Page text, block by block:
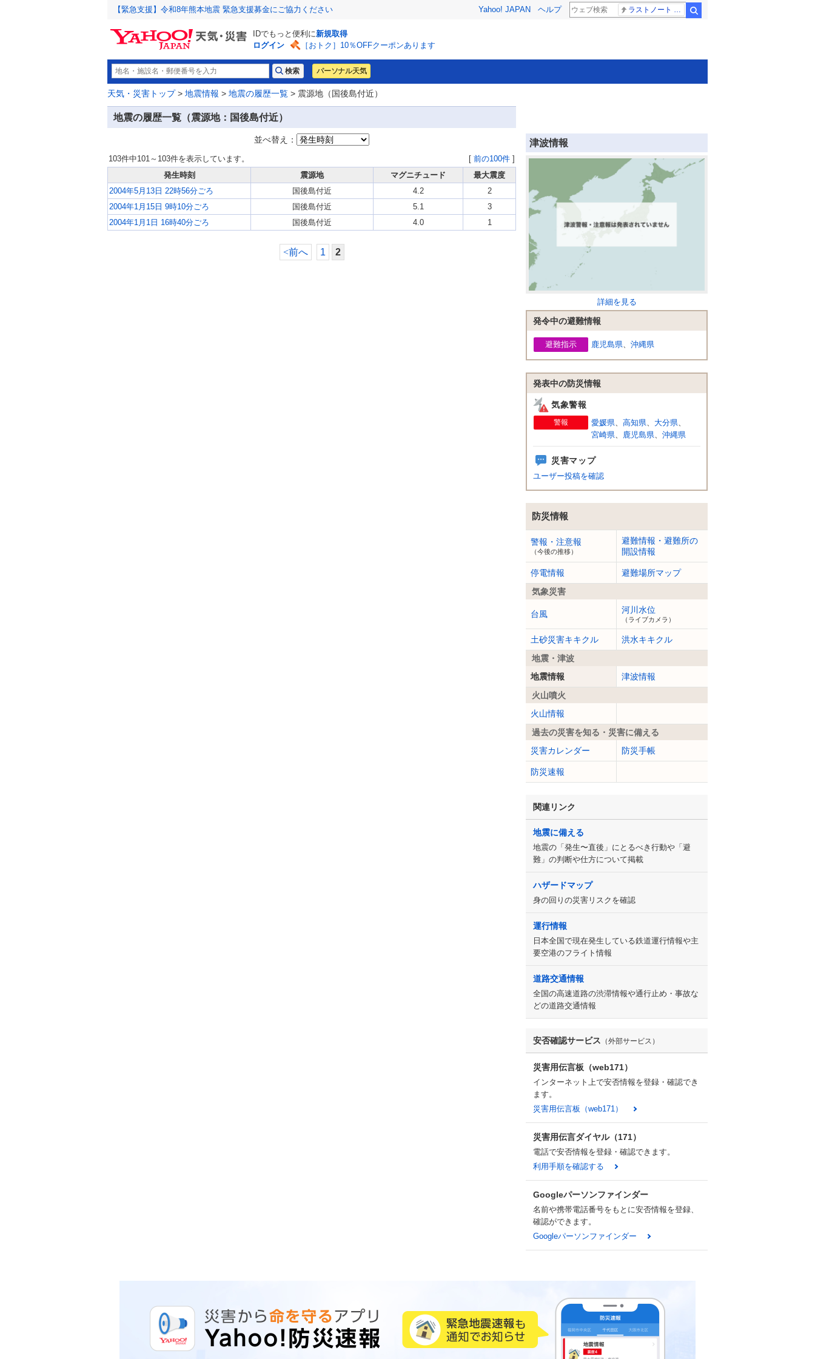
【緊急支援】令和8年熊本地震 緊急支援募金にご協力ください Yahoo! JAPAN ヘルプ
IDでもっと便利に新規取得
ログイン
［おトク］10％OFFクーポンあります
パーソナル天気
天気・災害トップ> 地震情報 > 地震の履歴一覧 > 震源地（国後島付近）
地震の履歴一覧（震源地：国後島付近）
並べ替え：
103件中101～103件を表示しています。 [ 前の100件 ]
発生時刻
震源地 マグニチュード
最大震度
2004年5月13日 22時56分ごろ
国後島付近 4.2
2
2004年1月15日 9時10分ごろ
国後島付近 5.1
3
2004年1月1日 16時40分ごろ
国後島付近 4.0 1
<前へ 1 2
津波情報
詳細を見る
発令中の避難情報
避難指示 鹿児島県、 沖縄県
発表中の防災情報
気象警報
警報 愛媛県、 高知県、 大分県、
宮崎県、 鹿児島県、 沖縄県
災害マップ
ユーザー投稿を確認
防災情報
警報・注意報
（今後の推移）
避難情報・避難所の
開設情報
停電情報
避難場所マップ
気象災害
台風 河川水位
（ライブカメラ）
土砂災害キキクル
洪水キキクル
地震・津波
地震情報
津波情報
火山噴火
火山情報
過去の災害を知る・災害に備える
災害カレンダー
防災手帳
防災速報
関連リンク
地震に備える
地震の「発生〜直後」にとるべき行動や「避
難」の判断や仕方について掲載
ハザードマップ
身の回りの災害リスクを確認
運行情報
日本全国で現在発生している鉄道運行情報や主
要空港のフライト情報
道路交通情報
全国の高速道路の渋滞情報や通行止め・事故な
どの道路交通情報
安否確認サービス （外部サービス）
災害用伝言板（web171）
インターネット上で安否情報を登録・確認でき
ます。
災害用伝言板（web171）
災害用伝言ダイヤル（171）
電話で安否情報を登録・確認できます。
利用手順を確認する
Googleパーソンファインダー
名前や携帯電話番号をもとに安否情報を登録、
確認ができます。
Googleパーソンファインダー